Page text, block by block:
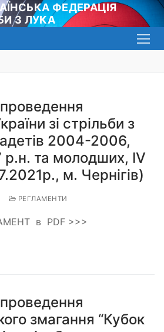
ФЕДЕРАЦІЯ
З ЛУКА
зі стрільби з
2004-2006,
р.н. та молодших, ІV
м. Чернігів)
РЕГЛАМЕНТИ
в PDF >>>
змагання “Кубок